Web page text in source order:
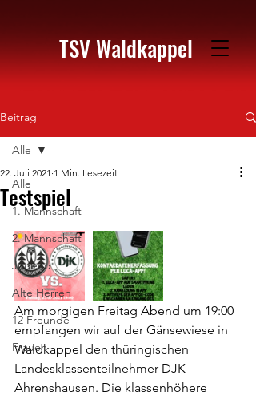
TSV Waldkappel
Beitrag
Alle
1. Mannschaft
2. Mannschaft
Jugend
Alte Herren
12 Freunde
Frauen
Alle
Testspiel
22. Juli 2021 1 Min. Lesezeit
Am morgigen Freitag Abend um 19:00
empfangen wir auf der Gänsewiese in
Waldkappel den thüringischen
Landesklassenteilnehmer DJK
Ahrenshausen. Die klassenhöhere